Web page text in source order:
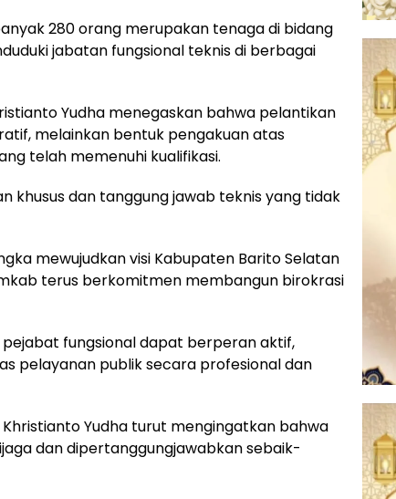
280 orang merupakan tenaga di bidang
jabatan fungsional teknis di berbagai
Yudha menegaskan bahwa pelantikan
melainkan bentuk pengakuan atas
telah memenuhi kualifikasi.
khusus dan tanggung jawab teknis yang tidak
mewujudkan visi Kabupaten Barito Selatan
terus berkomitmen membangun birokrasi
fungsional dapat berperan aktif,
pelayanan publik secara profesional dan
Yudha turut mengingatkan bahwa
dan dipertanggungjawabkan sebaik-